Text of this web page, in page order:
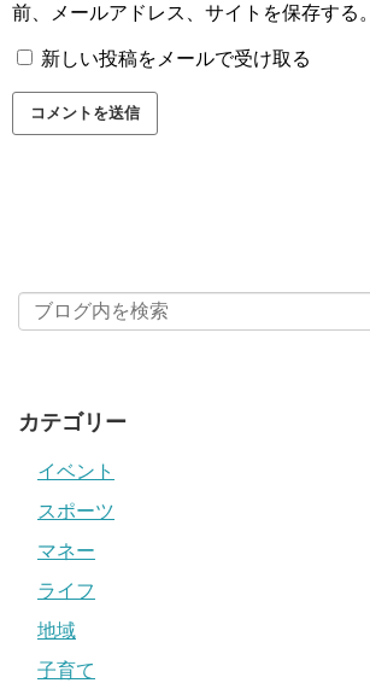
前、メールアドレス、サイトを保存する。
新しい投稿をメールで受け取る
カテゴリー
イベント
スポーツ
マネー
ライフ
地域
子育て